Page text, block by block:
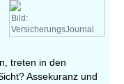
Bild:
VersicherungsJournal
treten in den
Assekuranz und